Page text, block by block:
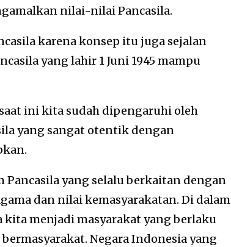
nilai-nilai Pancasila.
karena konsep itu juga sejalan
yang lahir 1 Juni 1945 mampu
ini kita sudah dipengaruhi oleh
yang sangat otentik dengan
yang selalu berkaitan dengan
dan nilai kemasyarakatan. Di dalam
kita menjadi masyarakat yang berlaku
Negara Indonesia yang